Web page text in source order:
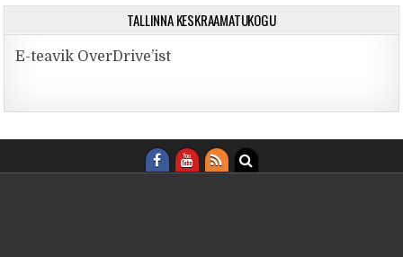
TALLINNA KESKRAAMATUKOGU
E-teavik OverDrive’ist